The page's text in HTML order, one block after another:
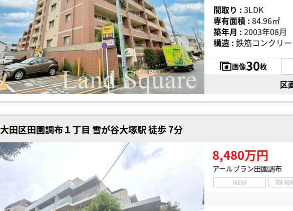
間取り : 3LDK
専有面積 : 84.96㎡
築年月 : 2003年08月
構造 : 鉄筋コンクリー
画像30枚
区
大田区田園調布１丁目 雪が谷大塚駅 徒歩 7分
8,480万円
アールブラン田園調布
NEW 現